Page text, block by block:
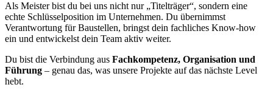
Als Meister bist du bei uns nicht nur „Titelträger“, sondern eine
echte Schlüsselposition im Unternehmen. Du übernimmst
Verantwortung für Baustellen, bringst dein fachliches Know-how
ein und entwickelst dein Team aktiv weiter.
Du bist die Verbindung aus Fachkompetenz, Organisation und
Führung – genau das, was unsere Projekte auf das nächste Level
hebt.